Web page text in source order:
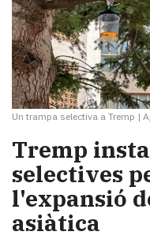
Un trampa selectiva a Tremp |
Tremp
selectives
l'expansió
asiàtica